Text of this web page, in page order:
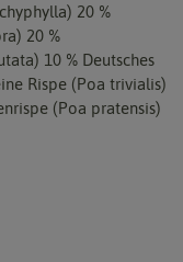
20 %
20 %
10 % Deutsches
Rispe (Poa trivialis)
(Poa pratensis)